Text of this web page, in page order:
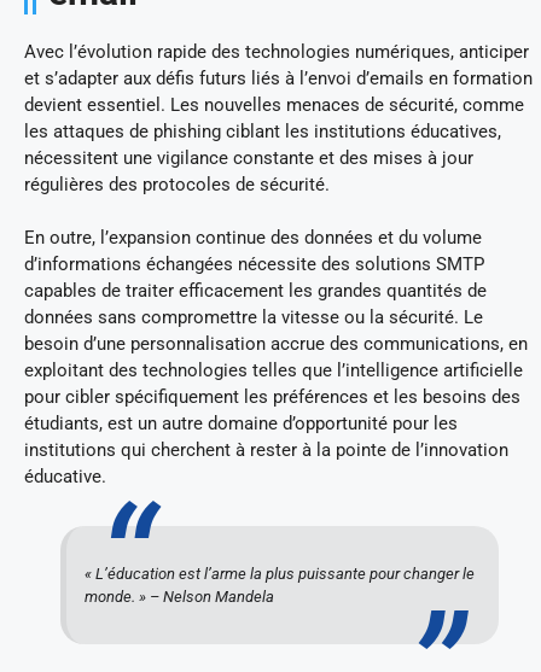
Avec l’évolution rapide des technologies numériques, anticiper
et s’adapter aux défis futurs liés à l’envoi d’emails en formation
devient essentiel. Les nouvelles menaces de sécurité, comme
les attaques de phishing ciblant les institutions éducatives,
nécessitent une vigilance constante et des mises à jour
régulières des protocoles de sécurité.
En outre, l’expansion continue des données et du volume
d’informations échangées nécessite des solutions SMTP
capables de traiter efficacement les grandes quantités de
données sans compromettre la vitesse ou la sécurité. Le
besoin d’une personnalisation accrue des communications, en
exploitant des technologies telles que l’intelligence artificielle
pour cibler spécifiquement les préférences et les besoins des
étudiants, est un autre domaine d’opportunité pour les
institutions qui cherchent à rester à la pointe de l’innovation
éducative.
« L’éducation est l’arme la plus puissante pour changer le
monde. » – Nelson Mandela